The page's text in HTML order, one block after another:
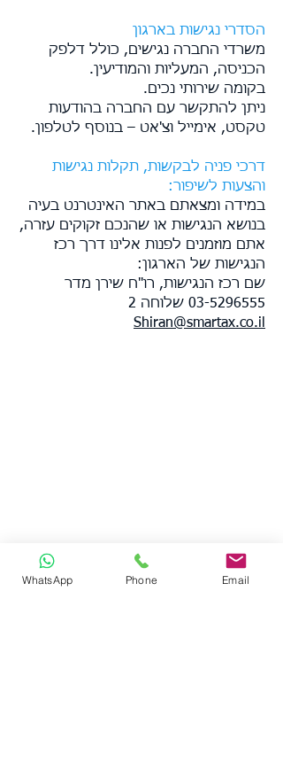
הסדרי נגישות בארגון
משרדי החברה נגישים, כולל דלפק
הכניסה, המעליות והמודיעין.
בקומה שירותי נכים.
ניתן להתקשר עם החברה בהודעות
טקסט, אימייל וצ'אט – בנוסף לטלפון.
דרכי פניה לבקשות, תקלות נגישות
והצעות לשיפור:
במידה ומצאתם באתר האינטרנט בעיה
בנושא הנגישות או שהנכם זקוקים עזרה,
אתם מוזמנים לפנות אלינו דרך רכז
הנגישות של הארגון:
שם רכז הנגישות, רו"ח שירן מדר
03-5296555 שלוחה 2
Shiran@smartax.co.il
WhatsApp Phone Email